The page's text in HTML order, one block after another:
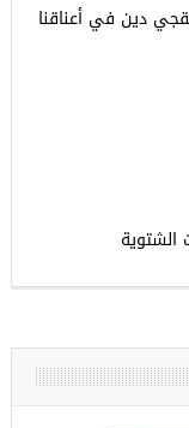
دين في أعناقنا
الشتوية